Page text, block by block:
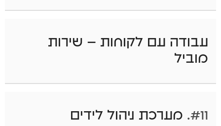
עבודה עם לקוחות – שירות
מוביל
#11. מערכת ניהול לידים